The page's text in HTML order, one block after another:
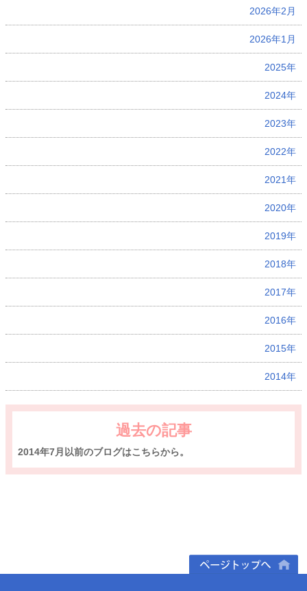
2026年2月
2026年1月
2025年
2024年
2023年
2022年
2021年
2020年
2019年
2018年
2017年
2016年
2015年
2014年
過去の記事
2014年7月以前のブログはこちらから。